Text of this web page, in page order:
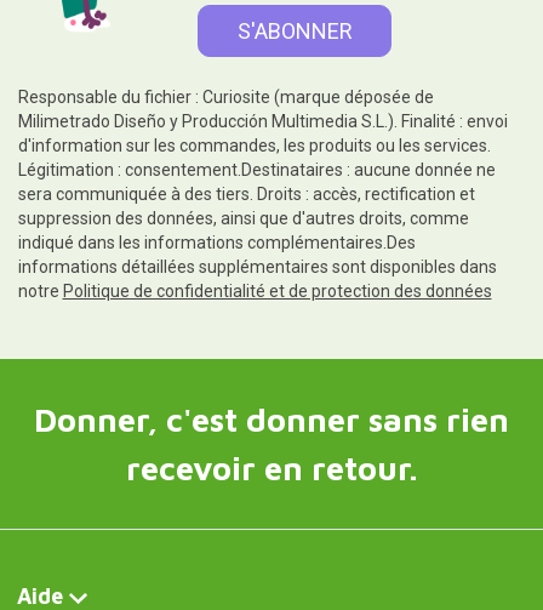
Responsable du fichier : Curiosite (marque déposée de
Milimetrado Diseño y Producción Multimedia S.L.). Finalité : envoi
d'information sur les commandes, les produits ou les services.
Légitimation : consentement.Destinataires : aucune donnée ne
sera communiquée à des tiers. Droits : accès, rectification et
suppression des données, ainsi que d'autres droits, comme
indiqué dans les informations complémentaires.Des
informations détaillées supplémentaires sont disponibles dans
notre Politique de confidentialité et de protection des données
Donner, c'est donner sans rien
recevoir en retour.
Aide